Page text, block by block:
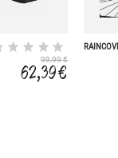
99,99 €
62,39 €